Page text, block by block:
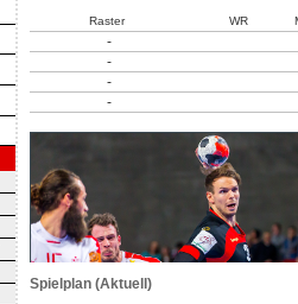
Raster WR
-
-
-
-
Spielplan (Aktuell)